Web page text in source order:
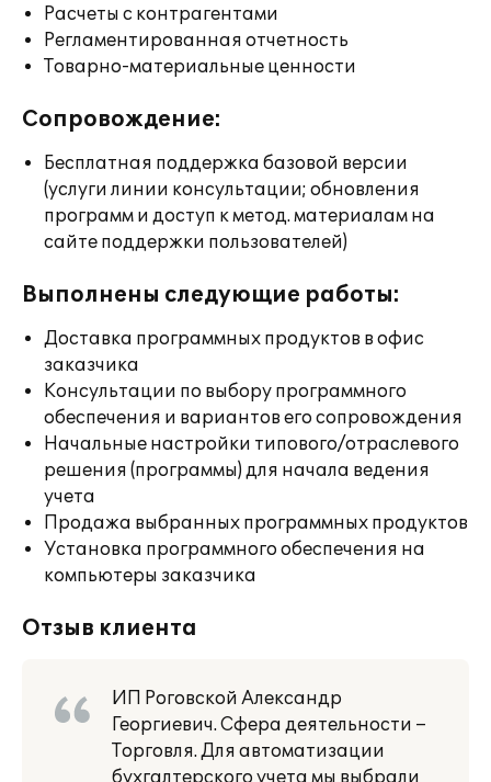
Расчеты с контрагентами
Регламентированная отчетность
Товарно-материальные ценности
Сопровождение:
Бесплатная поддержка базовой версии
(услуги линии консультации; обновления
программ и доступ к метод. материалам на
сайте поддержки пользователей)
Выполнены следующие работы:
Доставка программных продуктов в офис
заказчика
Консультации по выбору программного
обеспечения и вариантов его сопровождения
Начальные настройки типового/отраслевого
решения (программы) для начала ведения
учета
Продажа выбранных программных продуктов
Установка программного обеспечения на
компьютеры заказчика
Отзыв клиента
ИП Роговской Александр
Георгиевич. Сфера деятельности –
Торговля. Для автоматизации
бухгалтерского учета мы выбрали